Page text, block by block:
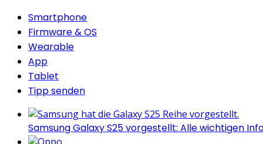
Smartphone
Firmware & OS
Wearable
App
Tablet
Tipp senden
Samsung Galaxy S25 vorgestellt: Alle wichtigen